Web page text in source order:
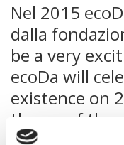
Nel 2015
dalla
be a very
ecoDa will
existence on
theme of the